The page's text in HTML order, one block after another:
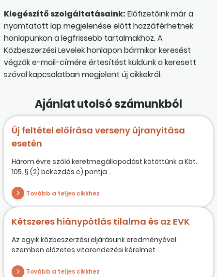
Kiegészítő szolgáltatásaink: Előfizetőink már a
nyomtatott lap megjelenése előtt hozzáférhetnek
honlapunkon a legfrissebb tartalmakhoz. A
Közbeszerzési Levelek honlapon bármikor keresést
végzők e-mail-címére értesítést küldünk a keresett
szóval kapcsolatban megjelent új cikkekről.
Ajánlat utolsó számunkból
Új feltétel előírása verseny újranyitása
esetén
Három évre szóló keretmegállapodást kötöttünk a Kbt.
105. § (2) bekezdés c) pontja...
Tovább a teljes cikkhez
Kétszeres hiánypótlás tilalma és az EVK
Az egyik közbeszerzési eljárásunk eredményével
szemben előzetes vitarendezési kérelmet...
Tovább a teljes cikkhez